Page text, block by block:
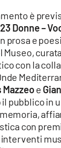
è
Donne –
prosa e
con la
Mazzeoe
pubblico in
con